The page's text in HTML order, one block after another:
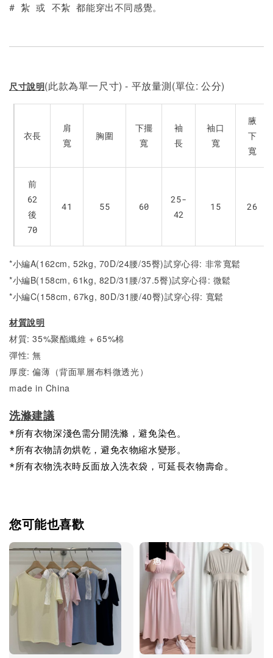
# 紮 或 不紮 都能穿出不同感覺。
尺寸說明(此款為單一尺寸) - 平放量測(單位: 公分)
衣長
肩
寬
胸圍
下擺
寬
袖
長
袖口
寬
腋
下
寬
前
62
後
70
41 55 60
25-
42
15 26
*小編A(162cm, 52kg, 70D/24腰/35臀)試穿心得: 非常寬鬆
*小編B(158cm, 61kg, 82D/31腰/37.5臀)試穿心得: 微鬆
*小編C(158cm, 67kg, 80D/31腰/40臀)試穿心得: 寬鬆
材質說明
材質: 35%聚酯纖維 + 65%棉
彈性: 無
厚度: 偏薄（背面單層布料微透光）
made in China
洗滌建議
*所有衣物深淺色需分開洗滌，避免染色。
*所有衣物請勿烘乾，避免衣物縮水變形。
*所有衣物洗衣時反面放入洗衣袋，可延長衣物壽命。
您可能也喜歡